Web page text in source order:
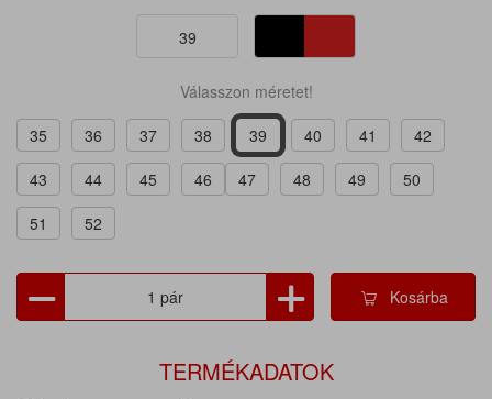
39
Válasszon méretet!
35
36 37 38 39 40 41
42
43
44 45 46 47 48 49
50
51
52
Kosárba
TERMÉKADATOK